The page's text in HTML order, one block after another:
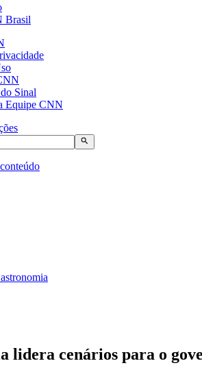
Brasil
Sinal
Equipe CNN
lidera cenários para o